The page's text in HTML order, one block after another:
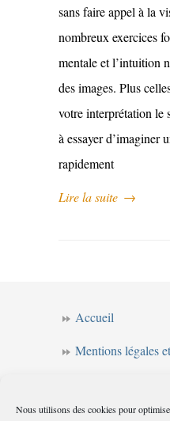
Nous utilisons des cookies pour
sans faire appel à la
nombreux exercices
mentale et l’intuition
des images. Plus
votre interprétation le
à essayer d’imaginer
rapidement
Lire la suite →
Accueil
Mentions légales
Forum de